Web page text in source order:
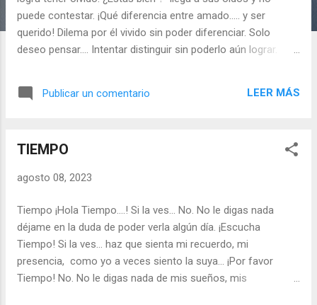
puede contestar. ¡Qué diferencia entre amado….. y ser
querido! Dilema por él vivido sin poder diferenciar. Solo
deseo pensar…. Intentar distinguir sin poderlo aún lograr.
Publicar un comentario LEER MÁS
TIEMPO
agosto 08, 2023
Tiempo ¡Hola Tiempo….! Si la ves… No. No le digas nada
déjame en la duda de poder verla algún día. ¡Escucha
Tiempo! Si la ves… haz que sienta mi recuerdo, mi
presencia, como yo a veces siento la suya… ¡Por favor
Tiempo! No. No le digas nada de mis sueños, mis